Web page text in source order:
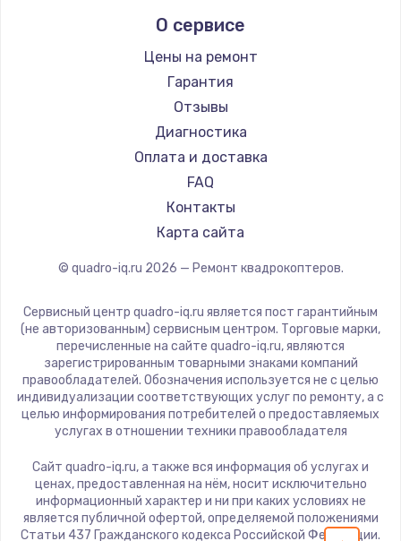
Замена системной платы
Заказать
Замена температурного датчика
Заказать
1300 руб.
Заказать
Техобслуживание
900 руб.
Заказать
1300 руб.
Заказать
О сервисе
Цены на ремонт
Гарантия
Отзывы
Диагностика
Оплата и доставка
FAQ
Контакты
Карта сайта
© quadro-iq.ru 2026 — Ремонт квадрокоптеров.
Сервисный центр quadro-iq.ru является пост гарантийным
(не авторизованным) сервисным центром. Торговые марки,
перечисленные на сайте quadro-iq.ru, являются
зарегистрированным товарными знаками компаний
правообладателей. Обозначения используется не с целью
индивидуализации соответствующих услуг по ремонту, а с
целью информирования потребителей о предоставляемых
услугах в отношении техники правообладателя
Сайт quadro-iq.ru, а также вся информация об услугах и
ценах, предоставленная на нём, носит исключительно
информационный характер и ни при каких условиях не
является публичной офертой, определяемой положениями
Статьи 437 Гражданского кодекса Российской Федерации.